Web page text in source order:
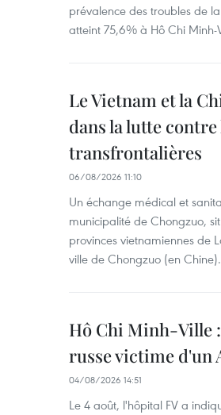
prévalence des troubles de
atteint 75,6% à Hô Chi Minh-
Le Vietnam et la
dans la lutte
transfrontalières
06/08/2026 11:10
Un échange médical et
municipalité de Chongzuo,
provinces vietnamiennes de
ville de Chongzuo (en Chine).
Hô Chi Minh-Ville
russe victime d'un
04/08/2026 14:51
Le 4 août, l'hôpital FV a